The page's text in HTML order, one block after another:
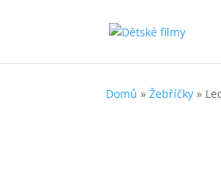
Domů »Žebříčky »